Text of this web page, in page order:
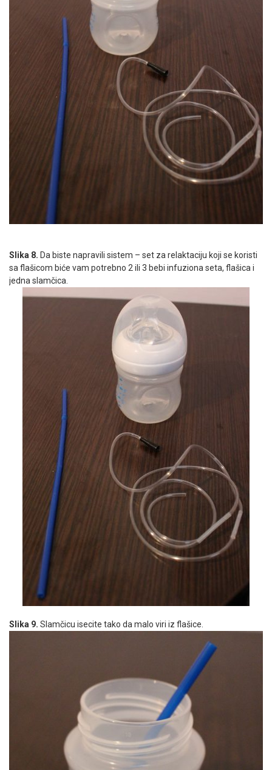
Slika 8. Da biste napravili sistem – set za relaktaciju koji se koristi
sa flašicom biće vam potrebno 2 ili 3 bebi infuziona seta, flašica i
jedna slamčica.
Slika 9. Slamčicu isecite tako da malo viri iz flašice.